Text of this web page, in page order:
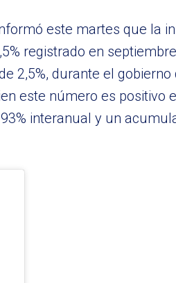
este martes que la
registrado en
2,5%, durante el
este número es positivo
interanual y un